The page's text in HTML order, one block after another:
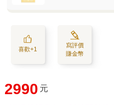
喜歡+1
寫評價
賺金幣
2990 元